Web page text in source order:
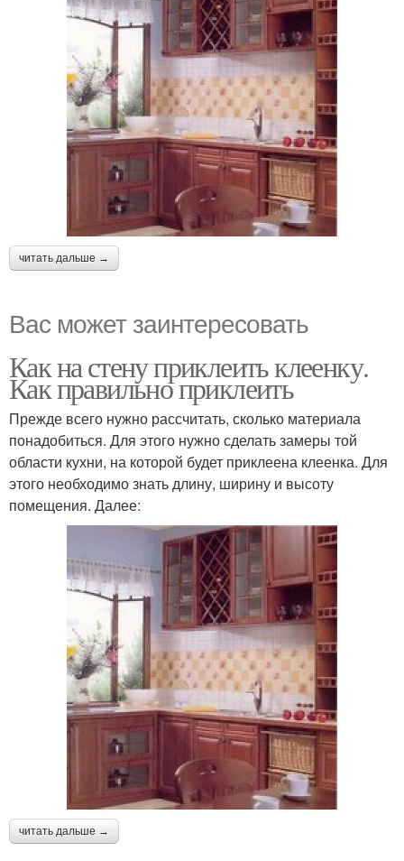
читать дальше →
Вас может заинтересовать
Как на стену приклеить клеенку.
Как правильно приклеить
Прежде всего нужно рассчитать, сколько материала
понадобиться. Для этого нужно сделать замеры той
области кухни, на которой будет приклеена клеенка. Для
этого необходимо знать длину, ширину и высоту
помещения. Далее:
читать дальше →